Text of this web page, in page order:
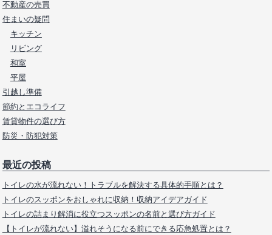
不動産の売買
住まいの疑問
キッチン
リビング
和室
平屋
引越し準備
節約とエコライフ
賃貸物件の選び方
防災・防犯対策
最近の投稿
トイレの水が流れない！トラブルを解決する具体的手順とは？
トイレのスッポンをおしゃれに収納！収納アイデアガイド
トイレの詰まり解消に役立つスッポンの名前と選び方ガイド
【トイレが流れない】溢れそうになる前にできる応急処置とは？